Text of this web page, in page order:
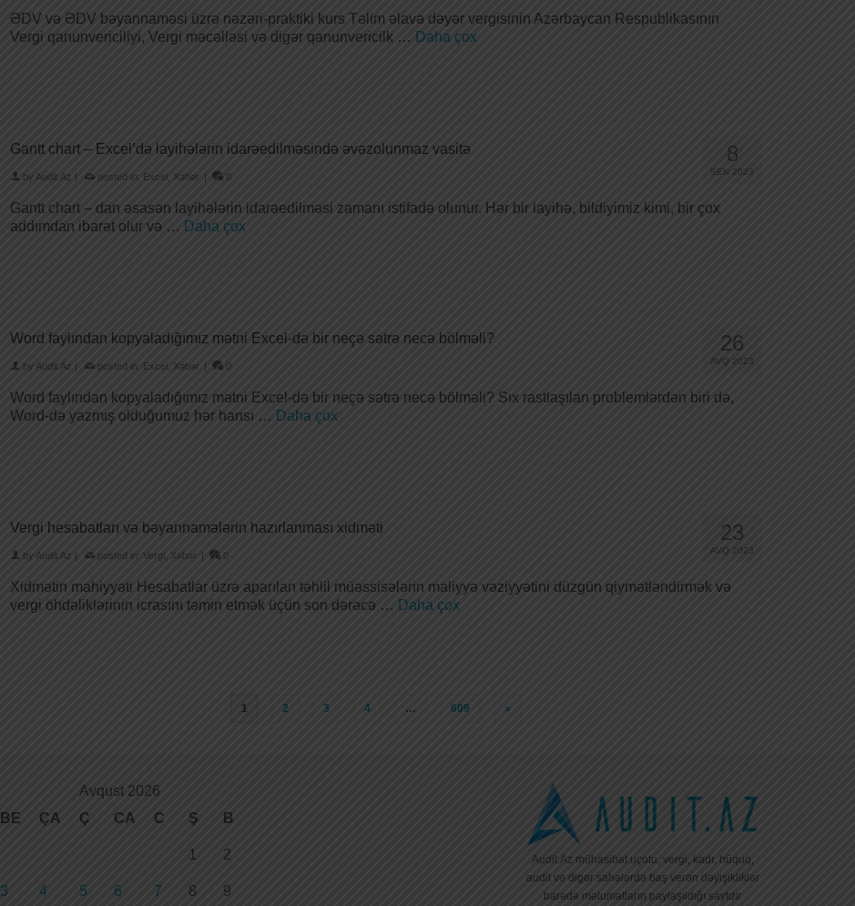
ƏDV və ƏDV bəyannaməsi üzrə nəzəri-praktiki kurs Təlim əlavə dəyər vergisinin Azərbaycan Respublikasının
Vergi qanunvericiliyi, Vergi məcəlləsi və digər qanunvericilk … Daha çox
8
SEN 2023
Gantt chart – Excel’də layihələrin idarəedilməsində əvəzolunmaz vasitə
by Audit.Az | posted in: Excel, Xəbər | 0
Gantt chart – dan əsasən layihələrin idarəedilməsi zamanı istifadə olunur. Hər bir layihə, bildiyimiz kimi, bir çox
addımdan ibarət olur və … Daha çox
26
AVQ 2023
Word faylından kopyaladığımız mətni Excel-də bir neçə sətrə necə bölməli?
by Audit.Az | posted in: Excel, Xəbər | 0
Word faylından kopyaladığımız mətni Excel-də bir neçə sətrə necə bölməli? Sıx rastlaşılan problemlərdən biri də,
Word-də yazmış olduğumuz hər hansı … Daha çox
23
AVQ 2023
Vergi hesabatları və bəyannamələrin hazırlanması xidməti
by Audit.Az | posted in: Vergi Xəbər | 0
Xidmətin mahiyyəti Hesabatlar üzrə aparılan təhlil müəssisələrin maliyyə vəziyyətini düzgün qiymətləndirmək və
vergi öhdəliklərinin icrasını təmin etmək üçün son dərəcə … Daha çox
1 2 3 4 … 609 »
Avqust 2026
BE
ÇA Ç CA C Ş B
1 2
3 4 5 6 7 8 9
Audit.Az mühasibat uçotu, vergi, kadr, hüquq,
audit və digər sahələrdə baş verən dəyişikliklər
barədə məlumatların paylaşıldığı saytdır